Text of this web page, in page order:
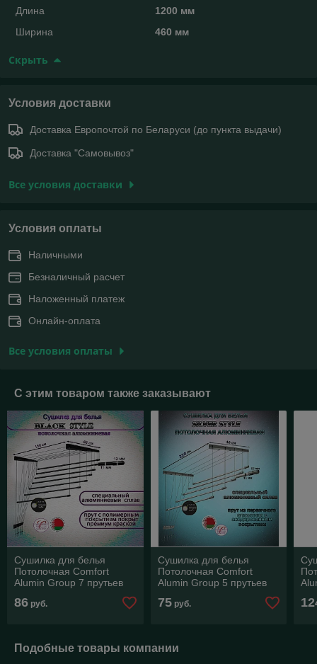
Длина
1200 мм
Ширина
460 мм
Скрыть
Условия доставки
Доставка Европочтой по Беларуси (до пункта выдачи)
Доставка "Самовывоз"
Все условия доставки
Условия оплаты
Наличными
Безналичный расчет
Наложенный платеж
Онлайн-оплата
Все условия оплаты
С этим товаром также заказывают
Сушилка для белья
Потолочная Comfort
Alumin Group 7 прутьев
Black Style алюминий 150
см
86 руб.
Сушилка для белья
Потолочная Comfort
Alumin Group 5 прутьев
Silver Style алюминий 220
см
75руб.
см
Подобные товары компании